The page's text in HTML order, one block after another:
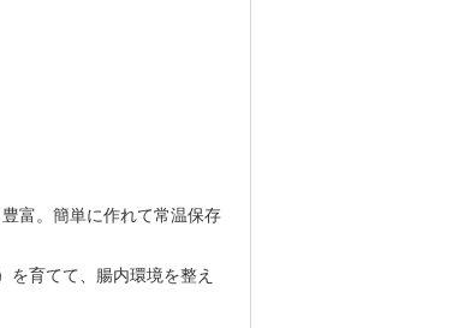
富。簡単に作れて常温保存
育てて、腸内環境を整え